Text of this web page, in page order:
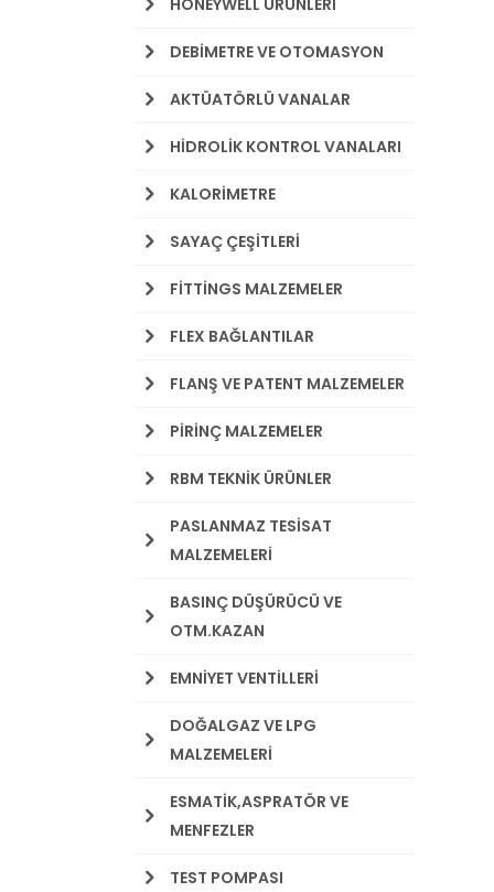
HONEYWELL ÜRÜNLERİ
DEBİMETRE VE OTOMASYON
AKTÜATÖRLÜ VANALAR
HİDROLİK KONTROL VANALARI
KALORİMETRE
SAYAÇ ÇEŞİTLERİ
FİTTİNGS MALZEMELER
FLEX BAĞLANTILAR
FLANŞ VE PATENT MALZEMELER
PİRİNÇ MALZEMELER
RBM TEKNİK ÜRÜNLER
PASLANMAZ TESİSAT
MALZEMELERİ
BASINÇ DÜŞÜRÜCÜ VE
OTM.KAZAN
EMNİYET VENTİLLERİ
DOĞALGAZ VE LPG
MALZEMELERİ
ESMATİK,ASPRATÖR VE
MENFEZLER
TEST POMPASI